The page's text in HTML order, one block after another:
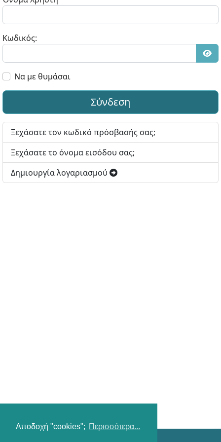
Αποδοχή "cookies"; Περισσότερα...
Κωδικός:
Να με θυμάσαι
Σύνδεση
Ξεχάσατε τον κωδικό πρόσβασής σας;
Ξεχάσατε το όνομα εισόδου σας;
Δημιουργία λογαριασμού